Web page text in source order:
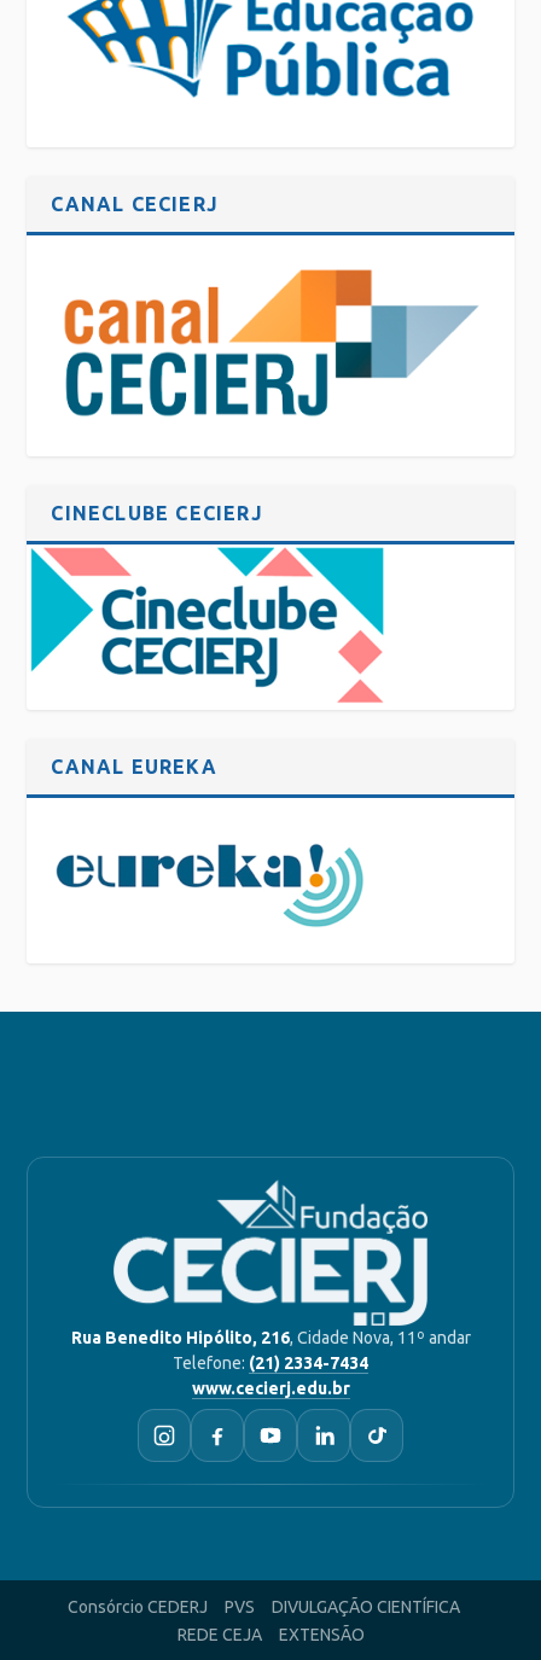
CANAL CECIERJ
CINECLUBE CECIERJ
CANAL EUREKA
Rua Benedito Hipólito, 216, Cidade Nova, 11º andar
Telefone: (21) 2334-7434
www.cecierj.edu.br
Consórcio CEDERJ PVS
DIVULGAÇÃO CIENTÍFICA
REDE CEJA
EXTENSÃO